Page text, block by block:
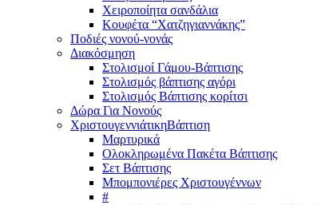
Χειροποίητα σανδάλια
Κουφέτα “Χατζηγιαννάκης”
Ποδιές νονού-νονάς
Διακόσμηση
Στολισμοί Γάμου-Βάπτισης
Στολισμός βάπτισης αγόρι
Στολισμός Βάπτισης κορίτσι
Δώρα Για Νονούς
ΧριστουγεννιάτικηΒάπτιση
Μαρτυρικά
Ολοκληρωμένα Πακέτα Βάπτισης
Σετ Βάπτισης
Μπομπονιέρες Χριστουγέννων
#